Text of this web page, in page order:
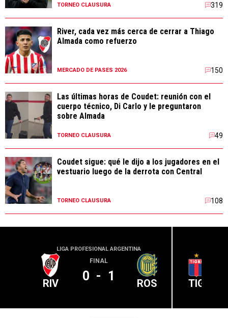
TORNEO CLAUSURA 319
River, cada vez más cerca de cerrar a Thiago
Almada como refuerzo
MERCADO DE PASES 2026 150
Las últimas horas de Coudet: reunión con el
cuerpo técnico, Di Carlo y le preguntaron
sobre Almada
TORNEO CLAUSURA 49
Coudet sigue: qué le dijo a los jugadores en el
vestuario luego de la derrota con Central
TORNEO CLAUSURA 108
LIGA PROFESIONAL ARGENTINA
RIV
FINAL
0 - 1 ROS TIG